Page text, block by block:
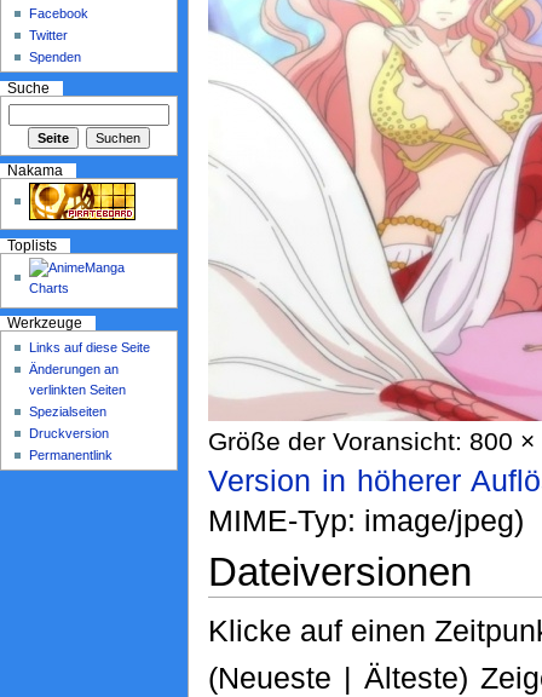
Größe der Voransicht: 800
Version in höherer
MIME-Typ: image/jpeg)
Dateiversionen
Klicke auf einen
(Neueste | Älteste)
Facebook
Twitter
Spenden
Suche
Nakama
Toplists
Werkzeuge
Links auf diese Seite
Änderungen an
verlinkten Seiten
Spezialseiten
Druckversion
Permanentlink